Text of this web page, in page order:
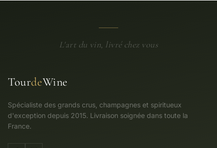
L'art du vin, livré chez vous
TourdeWine
Spécialiste des grands crus, champagnes et spiritueux
d'exception depuis 2015. Livraison soignée dans toute la
France.